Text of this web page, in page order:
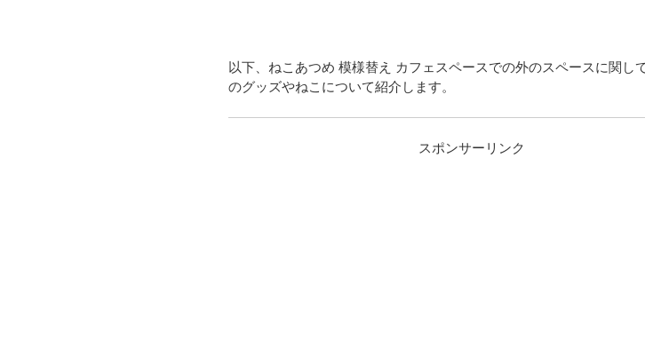
以下、ねこあつめ 模様替え カフェスペースでの外のスペースに関し
のグッズやねこについて紹介します。
スポンサーリンク